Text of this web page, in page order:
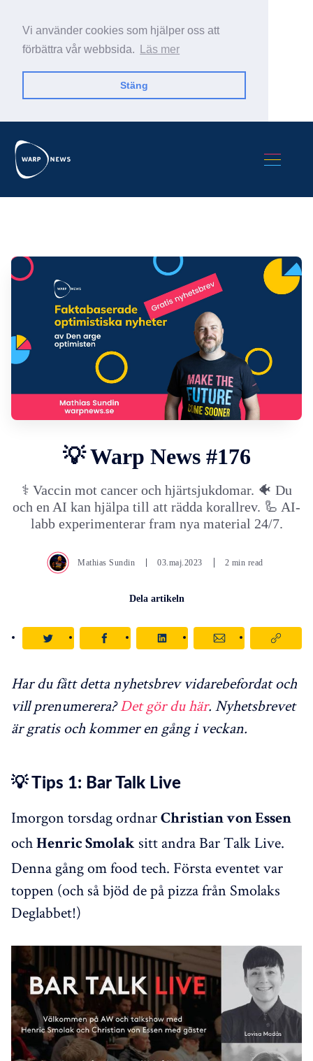
Vi använder cookies som hjälper oss att
förbättra vår webbsida.
Läs mer
Stäng
Sök Warp News
💡 Warp News #176
⚕️ Vaccin mot cancer och hjärtsjukdomar. 🐠 Du
och en AI kan hjälpa till att rädda korallrev. 🦾 AI-
labb experimenterar fram nya material 24/7.
Mathias Sundin 03.maj.2023 2 min read
Dela artikeln
Har du fått detta nyhetsbrev vidarebefordat och
vill prenumerera?Det gör du här. Nyhetsbrevet
är gratis och kommer en gång i veckan.
💡 Tips 1: Bar Talk Live
Imorgon torsdag ordnar Christian von Essen
och Henric Smolak sitt andra Bar Talk Live.
Denna gång om food tech. Första eventet var
toppen (och så bjöd de på pizza från Smolaks
Deglabbet!)